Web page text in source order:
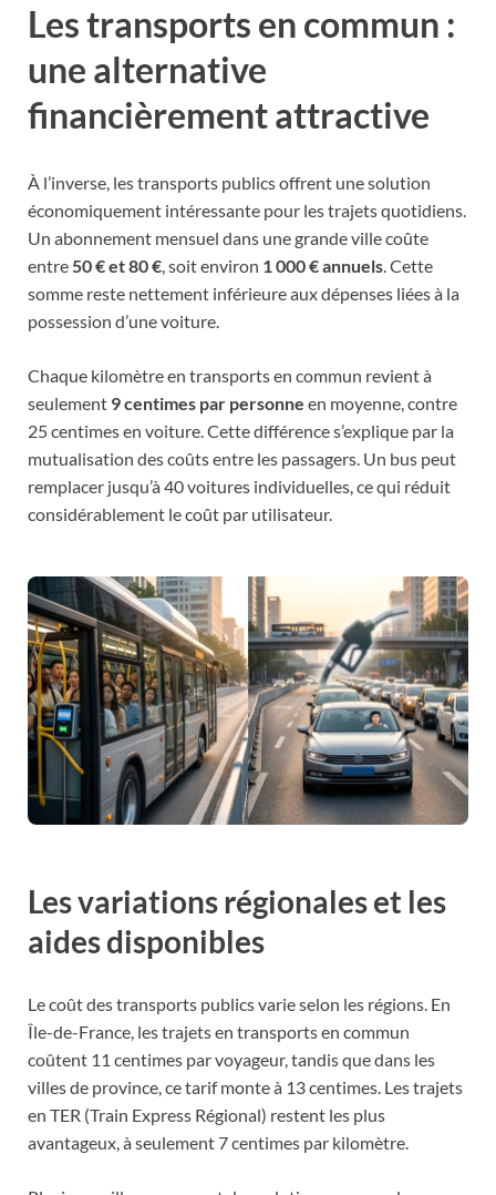
Les transports en commun :
une alternative
financièrement attractive
À l’inverse, les transports publics offrent une solution
économiquement intéressante pour les trajets quotidiens.
Un abonnement mensuel dans une grande ville coûte
entre50 € et 80 €, soit environ 1 000 € annuels. Cette
somme reste nettement inférieure aux dépenses liées à la
possession d’une voiture.
Chaque kilomètre en transports en commun revient à
seulement 9 centimes par personne en moyenne, contre
25 centimes en voiture. Cette différence s’explique par la
mutualisation des coûts entre les passagers. Un bus peut
remplacer jusqu’à 40 voitures individuelles, ce qui réduit
considérablement le coût par utilisateur.
Les variations régionales et les
aides disponibles
Le coût des transports publics varie selon les régions. En
Île-de-France, les trajets en transports en commun
coûtent 11 centimes par voyageur, tandis que dans les
villes de province, ce tarif monte à 13 centimes. Les trajets
en TER (Train Express Régional) restent les plus
avantageux, à seulement 7 centimes par kilomètre.